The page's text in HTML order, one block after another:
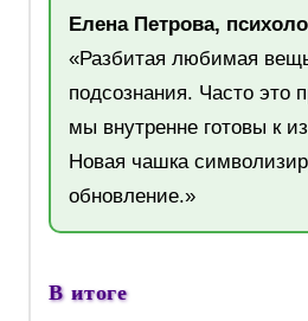
Елена Петрова,
«Разбитая любимая
подсознания. Часто это
мы внутренне готовы к
Новая чашка
обновление.»
В итоге